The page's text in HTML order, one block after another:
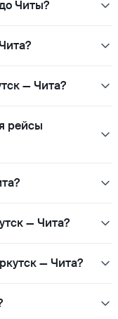
Читы?
— Чита?
рейсы
— Чита?
— Чита?